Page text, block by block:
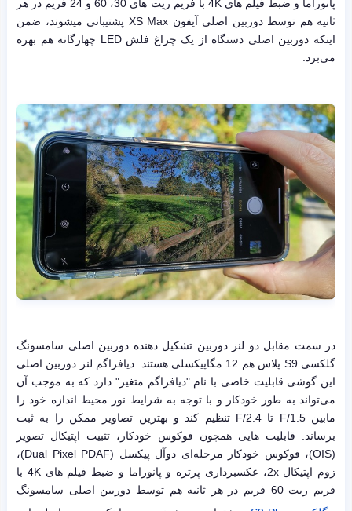
پانوراما و ضبط فیلم های 4K با فریم ریت های 30، 60 و 24 فریم در هر
ثانیه هم توسط دوربین اصلی آیفون XS Max پشتیبانی می‎شوند، ضمن
اینکه دوربین اصلی دستگاه از یک چراغ فلش LED چهارگانه هم بهره
می‌برد.
در سمت مقابل دو لنز دوربین تشکیل دهنده دوربین اصلی سامسونگ
گلکسی S9 پلاس هم 12 مگاپیکسلی هستند. دیافراگم لنز دوربین اصلی
این گوشی قابلیت خاصی با نام "دیافراگم متغیر" دارد که به موجب آن
می‌تواند به طور خودکار و با توجه به شرایط نور محیط اندازه خود را
مابین F/1.5 تا F/2.4 تنظیم کند و بهترین تصاویر ممکن را به ثبت
برساند. قابلیت هایی همچون فوکوس خودکار، تثبیت اپتیکال تصویر
(OIS)، فوکوس خودکار مرحله‌ای دوآل پیکسل (Dual Pixel PDAF)،
زوم اپتیکال 2x، عکسبرداری پرتره و پانوراما و ضبط فیلم های 4K با
فریم ریت 60 فریم در هر ثانیه هم توسط دوربین اصلی سامسونگ